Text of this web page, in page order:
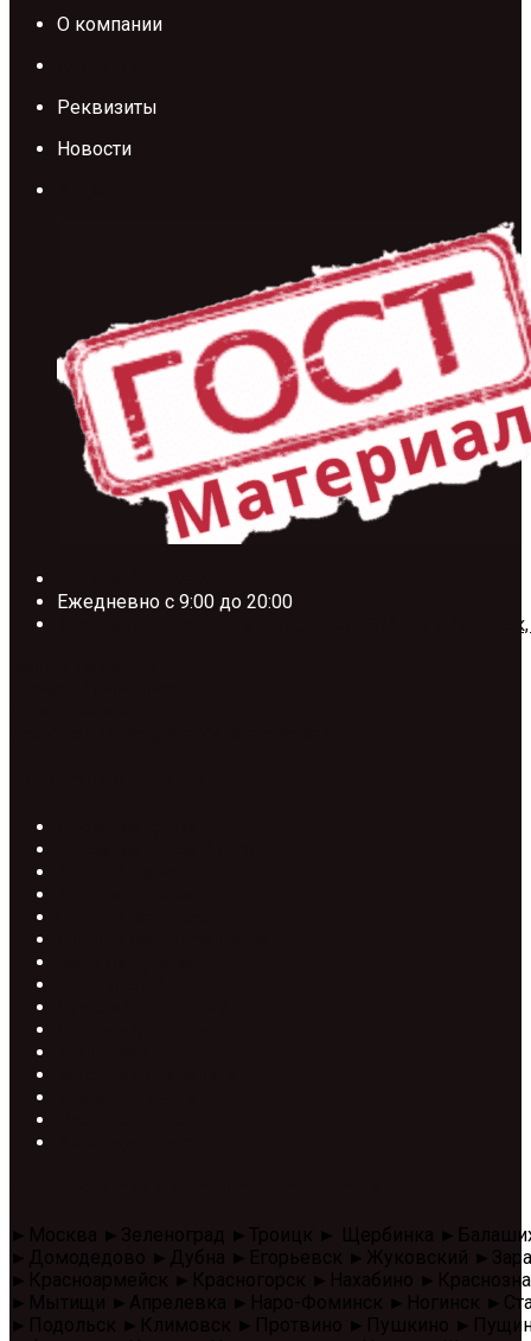
О компании
Реквизиты
Новости
Ежедневно с 9:00 до 20:00
Москва, Проектируемый проезд №134, ТП.
►Москва ►Зеленоград ►Троицк ► Щербинка
►Домодедово ►Дубна ►Егорьевск ►Жуковский
►Красноармейск ►Красногорск ►Нахабино
►Мытищи ►Апрелевка ►Наро-Фоминск ►Ногинск
►Подольск ►Климовск ►Протвино ►Пушкино